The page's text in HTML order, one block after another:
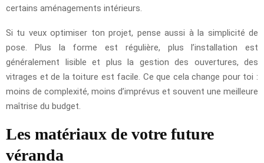
certains aménagements intérieurs.
Si tu veux optimiser ton projet, pense aussi à la simplicité de
pose. Plus la forme est régulière, plus l’installation est
généralement lisible et plus la gestion des ouvertures, des
vitrages et de la toiture est facile. Ce que cela change pour toi :
moins de complexité, moins d’imprévus et souvent une meilleure
maîtrise du budget.
Les matériaux de votre future
véranda